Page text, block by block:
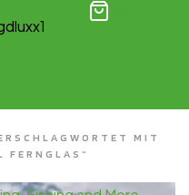
MIT
FERNGLAS“